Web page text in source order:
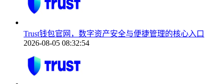
Trust钱包官网，数字资产安全与便捷管理的核心入口
2026-08-05 08:32:54